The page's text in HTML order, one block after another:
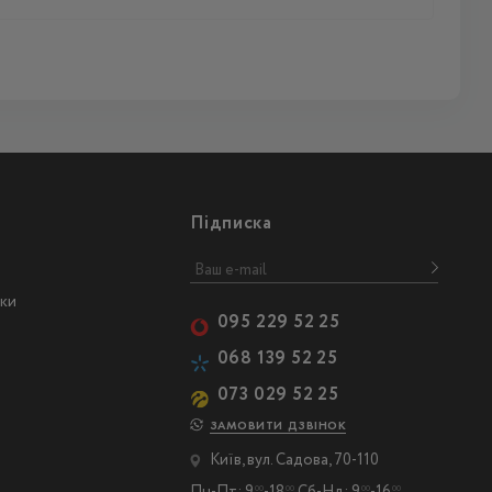
Підписка
095 229 52 25
068 139 52 25
073 029 52 25
ЗАМОВИТИ ДЗВІНОК
Київ, вул. Садова, 70-110
00 00 00 00